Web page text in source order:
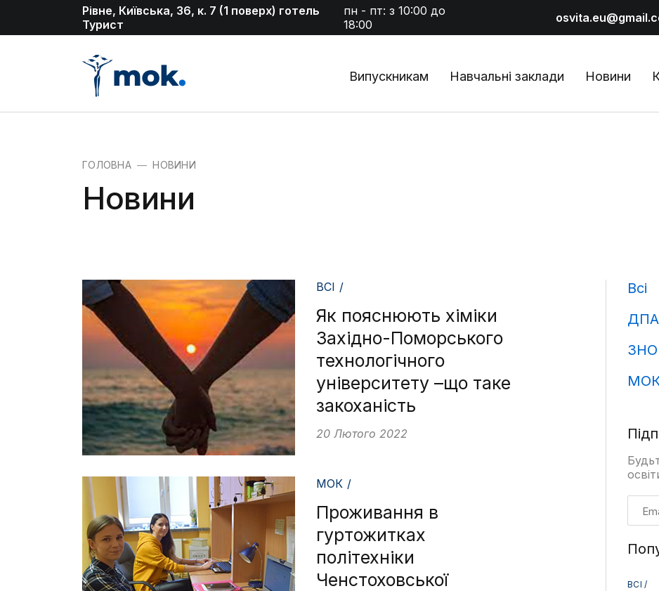
Рівне, Київська, 36, к. 7 (1 поверх) готель
Турист
пн - пт: з 10:00 до
18:00
Випускникам Навчальні заклади Новини
ГОЛОВНА НОВИНИ
Новини
ВСІ /
Як пояснюють хіміки
Західно-Поморського
технологічного
університету –що таке
закоханість
20 Лютого 2022
МОК /
Проживання в
гуртожитках
політехніки
Ченстоховської
Всі
ДПА
ЗНО
*
ВСІ /